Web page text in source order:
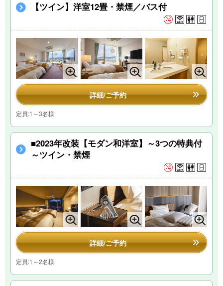
【ツイン】洋室12畳・禁煙／バス付
詳細/ご予約
定員:1～3名様
■2023年改装【モダン和洋室】～3つの特典付
～ツイン・禁煙
詳細/ご予約
定員:1～2名様